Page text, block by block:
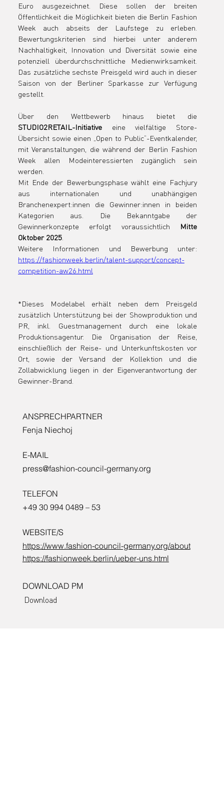
Euro ausgezeichnet. Diese sollen der breiten
Öffentlichkeit die Möglichkeit bieten die Berlin Fashion
Week auch abseits der Laufstege zu erleben.
Bewertungskriterien sind hierbei unter anderem
Nachhaltigkeit, Innovation und Diversität sowie eine
potenziell überdurchschnittliche Medienwirksamkeit.
Das zusätzliche sechste Preisgeld wird auch in dieser
Saison von der Berliner Sparkasse zur Verfügung
gestellt.
STUDIO2RETAIL-Initiative eine vielfältige Store-
Übersicht sowie einen „Open to Public“-Eventkalender,
mit Veranstaltungen, die während der Berlin Fashion
Week allen Modeinteressierten zugänglich sein
werden.
Mit Ende der Bewerbungsphase wählt eine Fachjury
aus internationalen und unabhängigen
Branchenexpert:innen die Gewinner:innen in beiden
Kategorien aus. Die Bekanntgabe der
Gewinnerkonzepte erfolgt voraussichtlich Mitte
Oktober 2025.
https://fashionweek.berlin/talent-support/concept-
competition-aw26.html
*Dieses Modelabel erhält neben dem Preisgeld
zusätzlich Unterstützung bei der Showproduktion und
PR, inkl. Guestmanagement durch eine lokale
Produktionsagentur. Die Organisation der Reise,
einschließlich der Reise- und Unterkunftskosten vor
Ort, sowie der Versand der Kollektion und die
Zollabwicklung liegen in der Eigenverantwortung der
Gewinner-Brand.
ANSPRECHPARTNER
Fenja Niechoj
E-MAIL
press@fashion-council-germany.org
TELEFON
+49 30 994 0489 – 53
WEBSITE/S
https://www.fashion-council-germany.org/about
https://fashionweek.berlin/ueber-uns.html
DOWNLOAD PM
Download